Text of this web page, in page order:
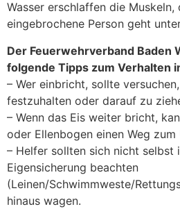
Wasser erschlaffen die
eingebrochene Person geht
Der Feuerwehrverband Baden
folgende Tipps zum Verhalten
– Wer einbricht, sollte
festzuhalten oder darauf zu
– Wenn das Eis weiter bricht,
oder Ellenbogen einen Weg
– Helfer sollten sich nicht selbst
Eigensicherung beachten
(Leinen/Schwimmweste/
hinaus wagen.